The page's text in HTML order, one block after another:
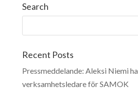
Search
Recent Posts
Pressmeddelande: Aleksi Niemi
verksamhetsledare för SAMOK